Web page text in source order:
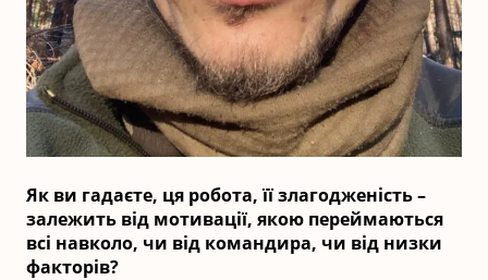
Як ви гадаєте, ця робота, її злагодженість –
залежить від мотивації, якою переймаються
всі навколо, чи від командира, чи від низки
факторів?